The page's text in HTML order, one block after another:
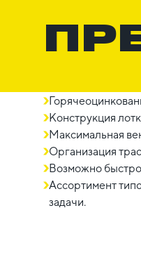
Конструкция
Максимальная
Организация
Возможно
Ассортимент
задачи.